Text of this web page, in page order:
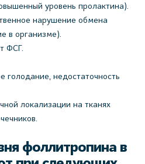
уровень пролактина).
нарушение обмена
в организме).
ФСГ.
голодание, недостаточность
локализации на тканях
фоллитропина в